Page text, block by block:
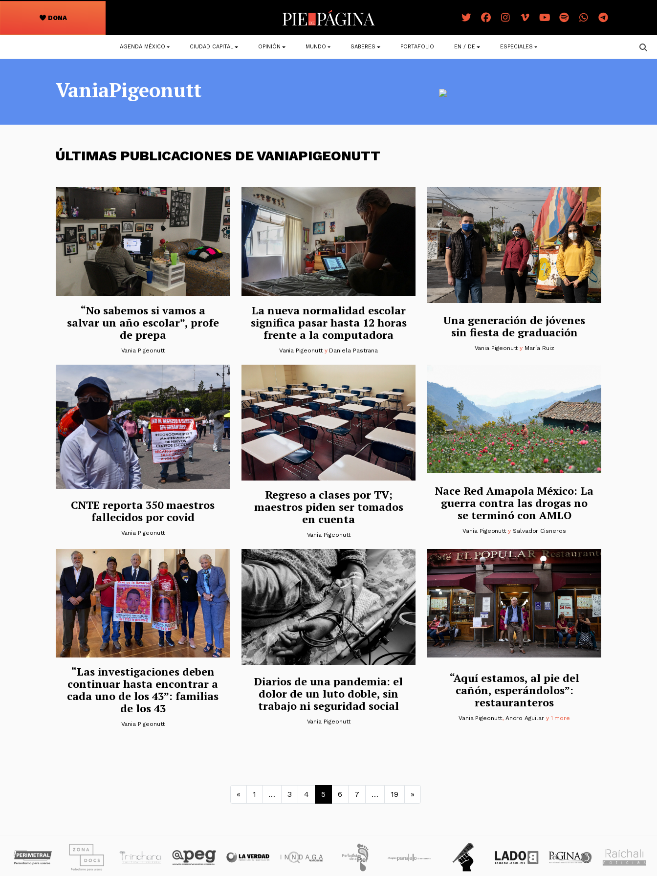
DONA
Navegación
principal
AGENDA MÉXICO CIUDAD CAPITAL OPINIÓN MUNDO SABERES PORTAFOLIO EN / DE ESPECIALES
VaniaPigeonutt
ÚLTIMAS PUBLICACIONES DE VANIAPIGEONUTT
“No sabemos si vamos a
salvar un año escolar”, profe
de prepa
Vania Pigeonutt
La nueva normalidad escolar
significa pasar hasta 12 horas
frente a la computadora
Vania Pigeonutty Daniela Pastrana
Una generación de jóvenes
sin fiesta de graduación
Vania Pigeonutty María Ruiz
CNTE reporta 350 maestros
fallecidos por covid
Vania Pigeonutt
Regreso a clases por TV;
maestros piden ser tomados
en cuenta
Vania Pigeonutt
Nace Red Amapola México: La
guerra contra las drogas no
se terminó con AMLO
Vania Pigeonutty Salvador Cisneros
“Las investigaciones deben
continuar hasta encontrar a
cada uno de los 43”: familias
de los 43
Vania Pigeonutt
Diarios de una pandemia: el
dolor de un luto doble, sin
trabajo ni seguridad social
Vania Pigeonutt
“Aquí estamos, al pie del
cañón, esperándolos”:
restauranteros
Vania Pigeonutt, Andro Aguilary 1 more
Navegación de entradas
« 1 … 3 4 5 6 7 … 19 »